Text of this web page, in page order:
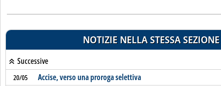
NOTIZIE NELLA STESSA SEZIONE
Successive
20/05 Accise, verso una proroga selettiva